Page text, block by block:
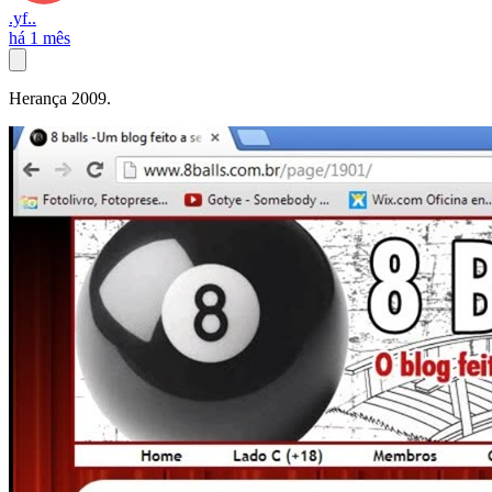
.yf..
há 1 mês
Herança 2009.